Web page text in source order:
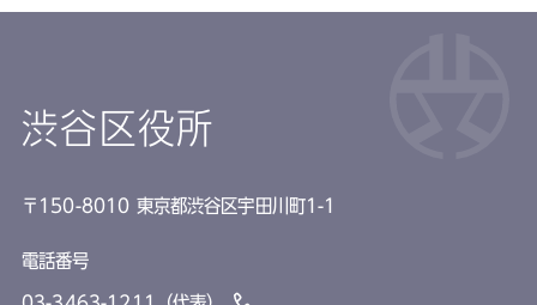
渋谷区役所
〒150-8010 東京都渋谷区宇田川町1-1
電話番号